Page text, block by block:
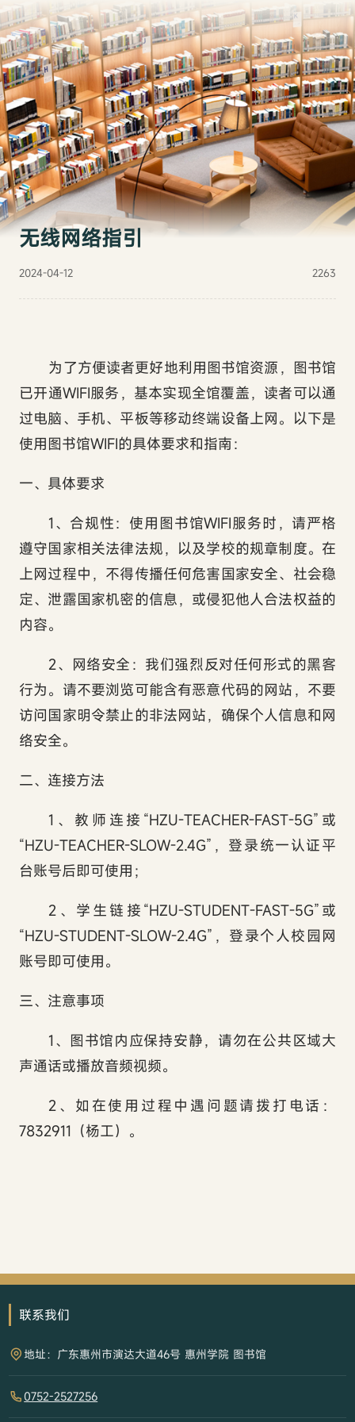
无线网络指引
2024-04-12 2263
为了方便读者更好地利用图书馆资源，图书馆
已开通WIFI服务，基本实现全馆覆盖，读者可以通
过电脑、手机、平板等移动终端设备上网。以下是
使用图书馆WIFI的具体要求和指南：
一、具体要求
1、合规性：使用图书馆WIFI服务时，请严格
遵守国家相关法律法规，以及学校的规章制度。在
上网过程中，不得传播任何危害国家安全、社会稳
定、泄露国家机密的信息，或侵犯他人合法权益的
内容。
2、网络安全：我们强烈反对任何形式的黑客
行为。请不要浏览可能含有恶意代码的网站，不要
访问国家明令禁止的非法网站，确保个人信息和网
络安全。
二、连接方法
1 、教师连接“HZU-TEACHER-FAST-5G” 或
“HZU-TEACHER-SLOW-2.4G” ，登录统一认证平
台账号后即可使用；
2 、学生链接“HZU-STUDENT-FAST-5G” 或
“HZU-STUDENT-SLOW-2.4G” ，登录个人校园网
账号即可使用。
三、注意事项
1、图书馆内应保持安静，请勿在公共区域大
声通话或播放音频视频。
2 、如在使用过程中遇问题请拨打电话：
7832911 （杨工）。
联系我们
地址：广东惠州市演达大道46号 惠州学院 图书馆
0752-2527256